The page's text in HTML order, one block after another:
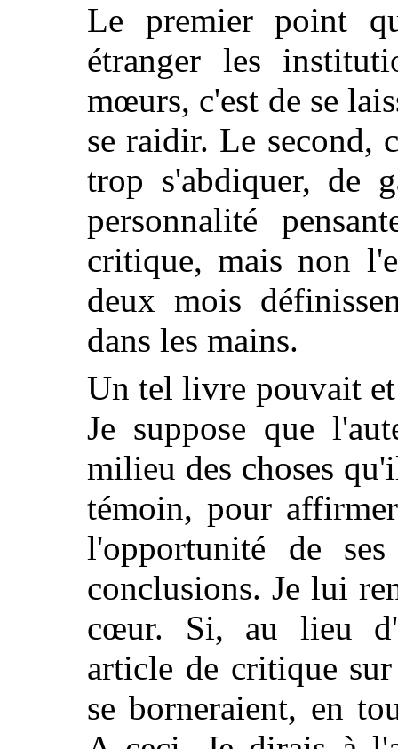
Le premier point
étranger les
mœurs, c'est de se
se raidir. Le second,
trop s'abdiquer, de
personnalité
critique, mais non
deux mois
dans les mains.
Un tel livre pouvait et
Je suppose que
milieu des choses
témoin, pour
l'opportunité de
conclusions. Je lui
cœur. Si, au lieu
article de critique
se borneraient, en